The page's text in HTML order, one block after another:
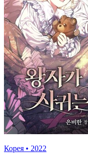
Корея • 2022